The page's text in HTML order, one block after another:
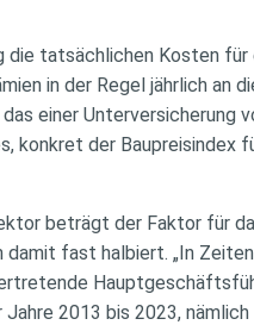
die tatsächlichen Kosten
in der Regel jährlich an
einer Unterversicherung
konkret der Baupreisindex
beträgt der Faktor für
fast halbiert. „In
2013 bis 2023,